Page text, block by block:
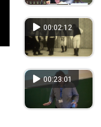
00:02:12
00:23:01